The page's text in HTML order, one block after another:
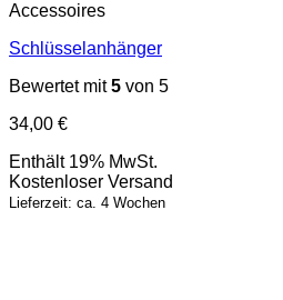
Accessoires
Schlüsselanhänger
Bewertet mit5 von 5
34,00 €
Enthält 19% MwSt.
Kostenloser Versand
Lieferzeit: ca. 4 Wochen